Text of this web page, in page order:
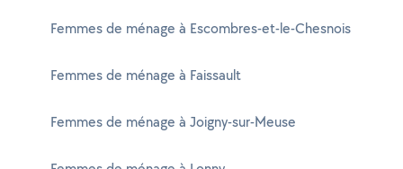
Femmes de ménage à Escombres-et-le-Chesnois
Femmes de ménage à Faissault
Femmes de ménage à Joigny-sur-Meuse